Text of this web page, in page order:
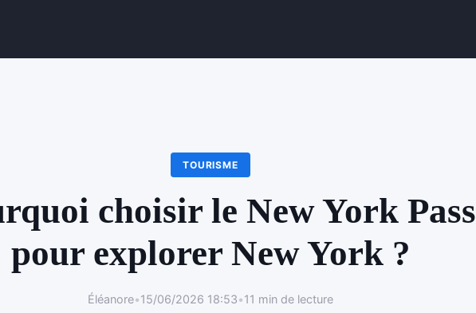
TOURISME
choisir le New York Pass
pour explorer New York ?
Éléanore•15/06/2026 18:53•11 min de lecture